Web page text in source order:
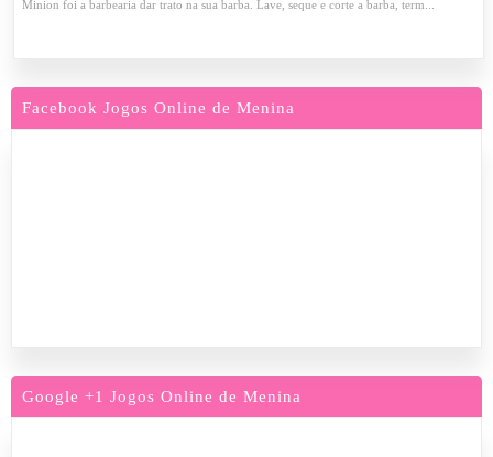
Minion foi a barbearia dar trato na sua barba. Lave, seque e corte a barba, term...
Facebook Jogos Online de Menina
Google +1 Jogos Online de Menina